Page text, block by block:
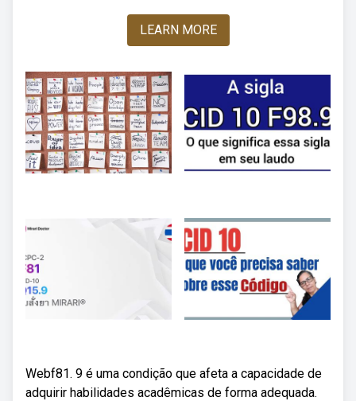
LEARN MORE
Webf81. 9 é uma condição que afeta a capacidade de
adquirir habilidades acadêmicas de forma adequada.